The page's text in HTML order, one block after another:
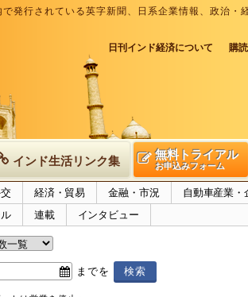
で発行されている英字新聞、日系企業情報、政治
日刊インド経済について 購
インド生活リンク集 無料トライアル
お申込みフォーム
経済・貿易 金融・市況
自動車産業・
連載 インタビュー
までを